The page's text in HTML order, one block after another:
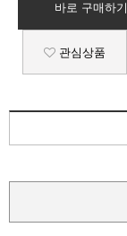
바로 구매하기
관심상품